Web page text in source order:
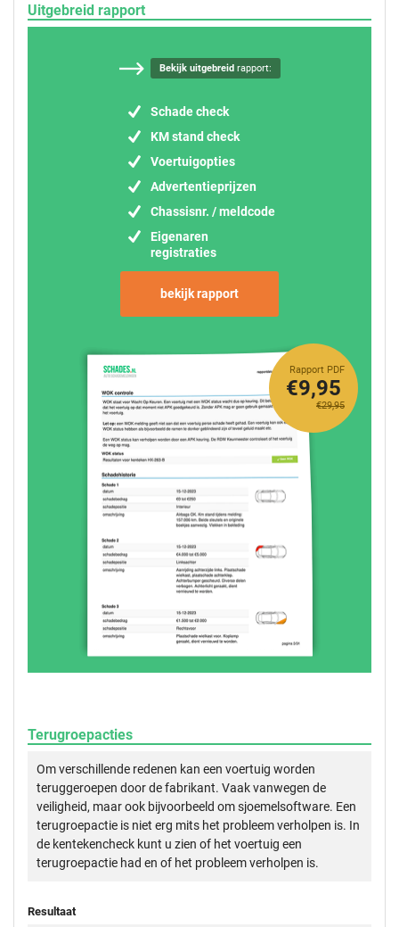
Uitgebreid rapport
Bekijk uitgebreidrapport:
Schade check
KM stand check
Voertuigopties
Advertentieprijzen
Chassisnr. / meldcode
Eigenaren
registraties
bekijk rapport
Rapport PDF
€29,95
€9,95
Terugroepacties
Om verschillende redenen kan een voertuig worden
teruggeroepen door de fabrikant. Vaak vanwegen de
veiligheid, maar ook bijvoorbeeld om sjoemelsoftware. Een
terugroepactie is niet erg mits het probleem verholpen is. In
de kentekencheck kunt u zien of het voertuig een
terugroepactie had en of het probleem verholpen is.
Resultaat